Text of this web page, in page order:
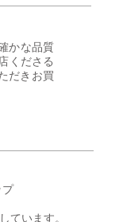
かな品質
くださる
だきお買
プ